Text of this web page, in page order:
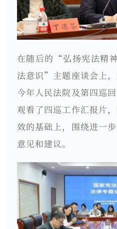
在随后的“弘扬宪法精
法意识”主题座谈会上
今年人民法院及第四巡
观看了四巡工作汇报片
效的基础上，围绕进一
意见和建议。